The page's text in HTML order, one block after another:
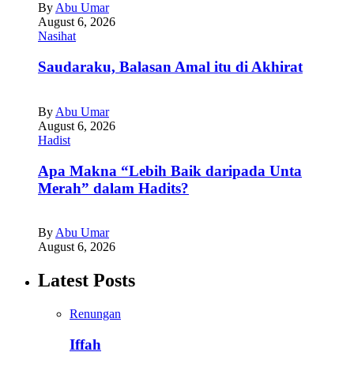
ByAbu Umar
August 6, 2026
Nasihat
Saudaraku, Balasan Amal itu di Akhirat
By Abu Umar
August 6, 2026
Hadist
Apa Makna “Lebih Baik daripada Unta
Merah” dalam Hadits?
By Abu Umar
August 6, 2026
Latest Posts
Renungan
Iffah